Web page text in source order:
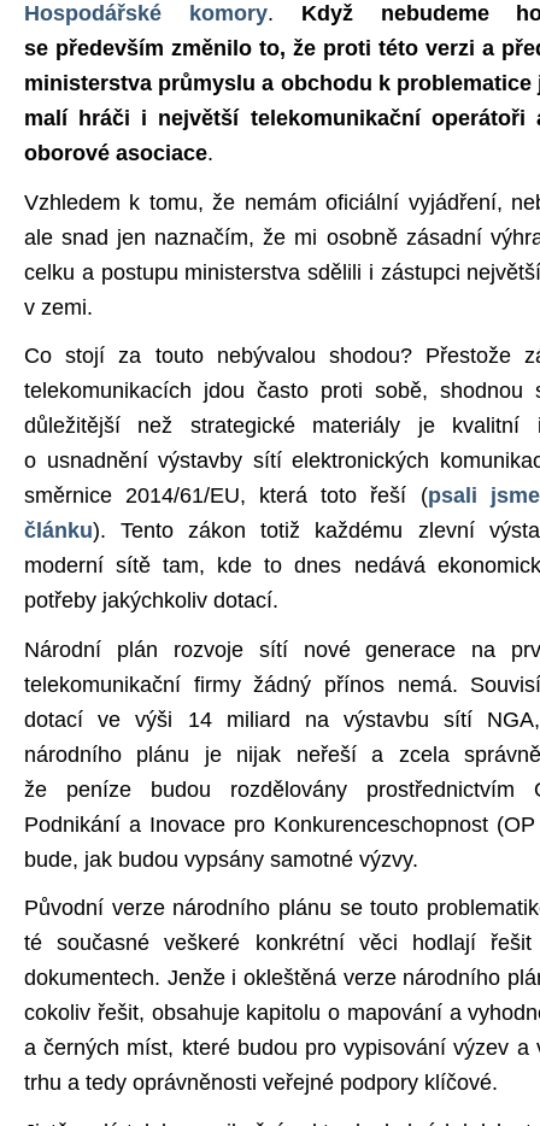
Hospodářské komory. Když nebudeme
se především změnilo to, že proti této verzi a
ministerstva průmyslu a obchodu k
malí hráči i největší telekomunikační operátoři
oborové asociace.
Vzhledem k tomu, že nemám oficiální vyjádření,
ale snad jen naznačím, že mi osobně zásadní
celku a postupu ministerstva sdělili i zástupci
v zemi.
Co stojí za touto nebývalou shodou? Přestože
telekomunikacích jdou často proti sobě,
důležitější než strategické materiály je kvalitní
o usnadnění výstavby sítí elektronických
směrnice 2014/61/EU, která toto řeší (psali
článku). Tento zákon totiž každému zlevní
moderní sítě tam, kde to dnes nedává
potřeby jakýchkoliv dotací.
Národní plán rozvoje sítí nové generace na
telekomunikační firmy žádný přínos nemá.
dotací ve výši 14 miliard na výstavbu sítí
národního plánu je nijak neřeší a zcela
že peníze budou rozdělovány prostřednictvím
Podnikání a Inovace pro Konkurenceschopnost
bude, jak budou vypsány samotné výzvy.
Původní verze národního plánu se touto
té současné veškeré konkrétní věci hodlají
dokumentech. Jenže i okleštěná verze národního
cokoliv řešit, obsahuje kapitolu o mapování a
a černých míst, které budou pro vypisování výzev a
trhu a tedy oprávněnosti veřejné podpory klíčové.